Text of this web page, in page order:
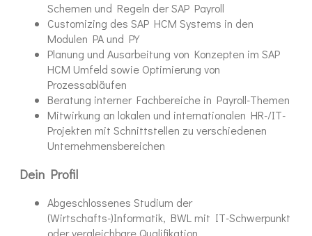
Schemen und Regeln der SAP Payroll
Customizing des SAP HCM Systems in den
Modulen PA und PY
Planung und Ausarbeitung von Konzepten im SAP
HCM Umfeld sowie Optimierung von
Prozessabläufen
Beratung interner Fachbereiche in Payroll-Themen
Mitwirkung an lokalen und internationalen HR-/IT-
Projekten mit Schnittstellen zu verschiedenen
Unternehmensbereichen
Dein Profil
Abgeschlossenes Studium der
(Wirtschafts-)Informatik, BWL mit IT-Schwerpunkt
oder vergleichbare Qualifikation